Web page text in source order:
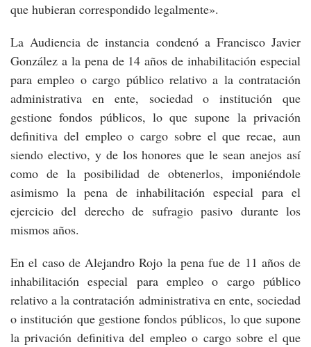
que hubieran correspondido legalmente».
La Audiencia de instancia condenó a Francisco Javier
González a la pena de 14 años de inhabilitación especial
para empleo o cargo público relativo a la contratación
administrativa en ente, sociedad o institución que
gestione fondos públicos, lo que supone la privación
definitiva del empleo o cargo sobre el que recae, aun
siendo electivo, y de los honores que le sean anejos así
como de la posibilidad de obtenerlos, imponiéndole
asimismo la pena de inhabilitación especial para el
ejercicio del derecho de sufragio pasivo durante los
mismos años.
En el caso de Alejandro Rojo la pena fue de 11 años de
inhabilitación especial para empleo o cargo público
relativo a la contratación administrativa en ente, sociedad
o institución que gestione fondos públicos, lo que supone
la privación definitiva del empleo o cargo sobre el que